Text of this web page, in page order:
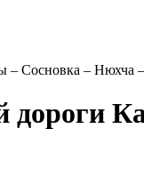
– Сосновка – Нюхча
дороги